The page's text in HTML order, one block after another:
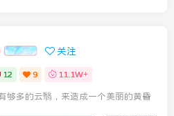
关注
12 9 11.1W+
够多的云翳，来造成一个美丽的黄昏